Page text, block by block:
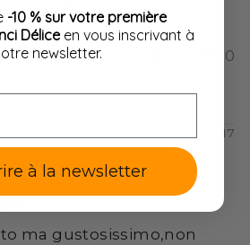
0
plus tard
05/20/2017
ma gustosissimo,non
-10 % sur votre première
Déliceen vous inscrivant à
newsletter.
à la newsletter